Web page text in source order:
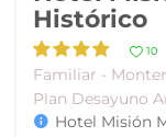
Histórico
10
Familiar -
Plan Desayuno
Hotel Misión